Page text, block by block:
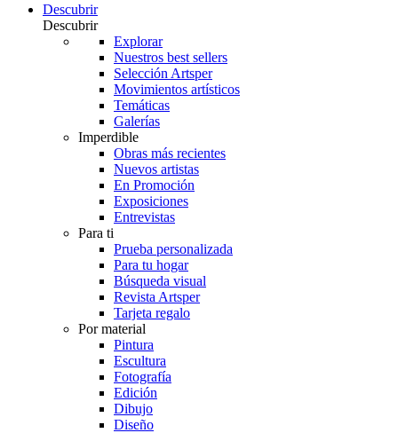
Descubrir
Descubrir
Explorar
Nuestros best sellers
Selección Artsper
Movimientos artísticos
Temáticas
Galerías
Imperdible
Obras más recientes
Nuevos artistas
En Promoción
Exposiciones
Entrevistas
Para ti
Prueba personalizada
Para tu hogar
Búsqueda visual
Revista Artsper
Tarjeta regalo
Por material
Pintura
Escultura
Fotografía
Edición
Dibujo
Diseño